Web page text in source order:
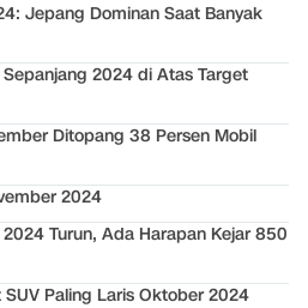
Jepang Dominan Saat Banyak
2024 di Atas Target
Ditopang 38 Persen Mobil
2024
Turun, Ada Harapan Kejar 850
Paling Laris Oktober 2024